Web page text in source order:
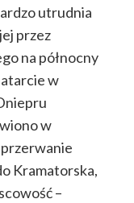
utrudnia
przez
na północny
w
w
Kramatorska,
–